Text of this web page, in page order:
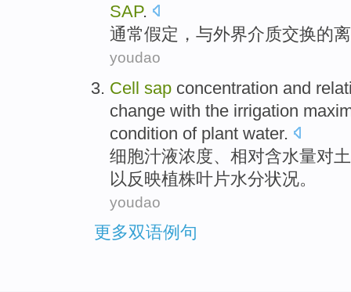
SAP.
通常假定 ， 与外界介质交换的
youdao
Cell sap concentration and
change with the irrigation
condition of plant water.
细胞汁液浓度、 相对含水量对
以 反映植株叶片水分状况。
youdao
更多双语例句